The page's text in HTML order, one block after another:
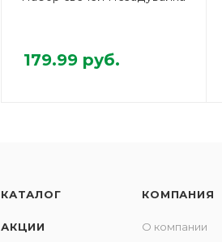
179.99 руб.
КАТАЛОГ
АКЦИИ
КОМПАНИЯ
О компании